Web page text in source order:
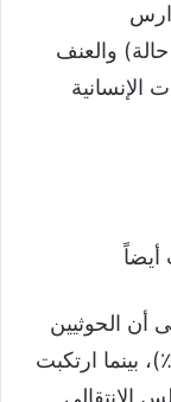
والمستشفيات (45 حالة) والخطف (24 حالة) والعنف
الإنسانية
أن الحوثيين
ارتكبوا معظم هذه الانتهاكات بنسبة (84٪)، بينما ارتكبت
الانتقالي